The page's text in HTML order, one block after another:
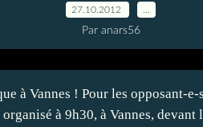
27.10.2012
Par anars56
à Vannes ! Pour les opposant-
à 9h30, à Vannes,